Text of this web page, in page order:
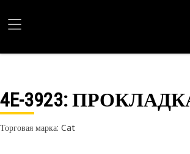
4E-3923:
Торговая марка: Cat